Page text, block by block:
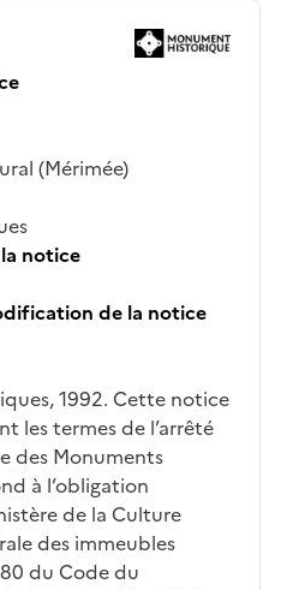
(Mérimée)
notice
de la notice
1992. Cette notice
les termes de l’arrêté
des Monuments
à l’obligation
de la Culture
des immeubles
du Code du